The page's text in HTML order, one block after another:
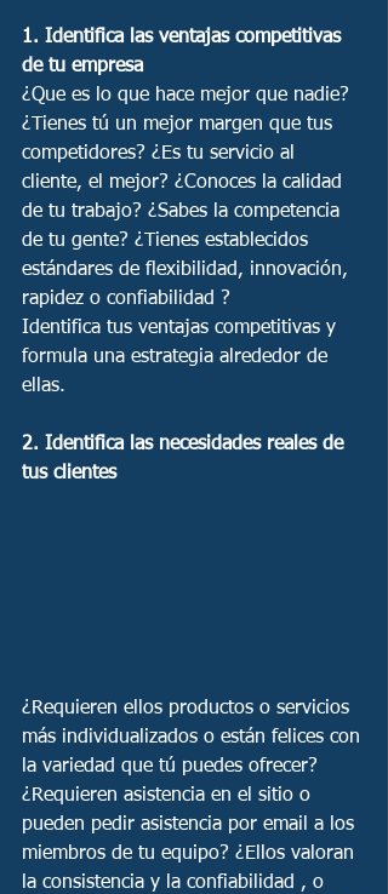
1. Identifica las ventajas competitivas
de tu empresa
¿Que es lo que hace mejor que nadie?
¿Tienes tú un mejor margen que tus
competidores? ¿Es tu servicio al
cliente, el mejor? ¿Conoces la calidad
de tu trabajo? ¿Sabes la competencia
de tu gente? ¿Tienes establecidos
estándares de flexibilidad, innovación,
rapidez o confiabilidad ?
Identifica tus ventajas competitivas y
formula una estrategia alrededor de
ellas.
2. Identifica las necesidades reales de
tus clientes
¿Requieren ellos productos o servicios
más individualizados o están felices con
la variedad que tú puedes ofrecer?
¿Requieren asistencia en el sitio o
pueden pedir asistencia por email a los
miembros de tu equipo? ¿Ellos valoran
la consistencia y la confiabilidad , o